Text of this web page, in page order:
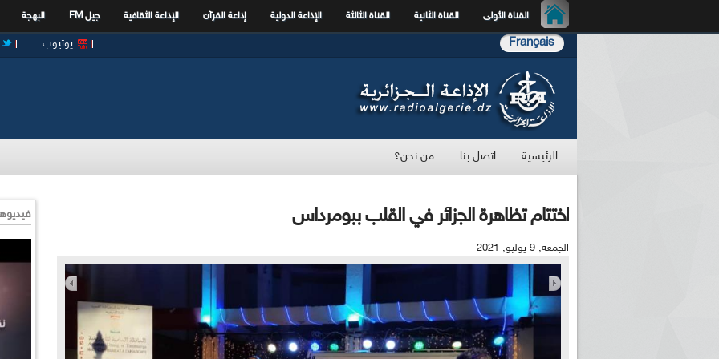
القناة الأولى القناة الثانية القناة الثالثة الإذاعة الدولية إذاعة القرآن الإذاعة الثقافية جيل FM البهجة
Français يوتيوب
الرئيسية اتصل بنا من نحن؟
اختتام تظاهرة الجزائر في القلب ببومرداس
الجمعة, 9 يوليو, 2021